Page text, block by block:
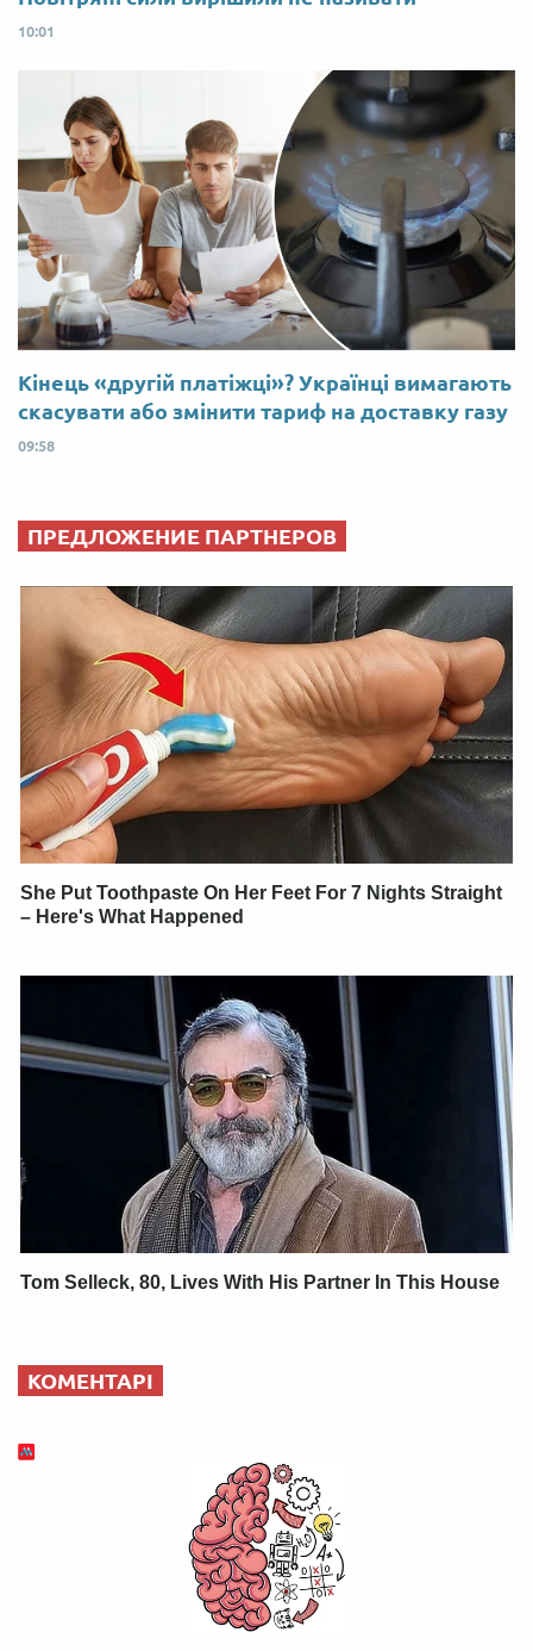
10:01
Кінець «другій платіжці»? Українці вимагають
скасувати або змінити тариф на доставку газу
09:58
ПРЕДЛОЖЕНИЕ ПАРТНЕРОВ
She Put Toothpaste On Her Feet For 7 Nights Straight
– Here's What Happened
Tom Selleck, 80, Lives With His Partner In This House
КОМЕНТАРІ